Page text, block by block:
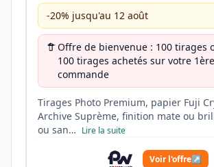
-20% jusqu'au 12 août
Offre de bienvenue : 100 tirages
100 tirages achetés sur votre 1ère
commande
Tirages Photo Premium, papier Fuji
Archive Suprème, finition mate ou
ou san… Lire la suite
Voir l'offre↗